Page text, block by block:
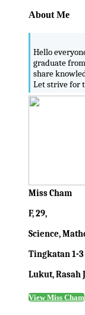
About Me
Hello
graduate
share
Let strive for
Miss Cham
F, 29,
Science,
Tingkatan 1-3
Lukut, Rasah
View Miss Cham